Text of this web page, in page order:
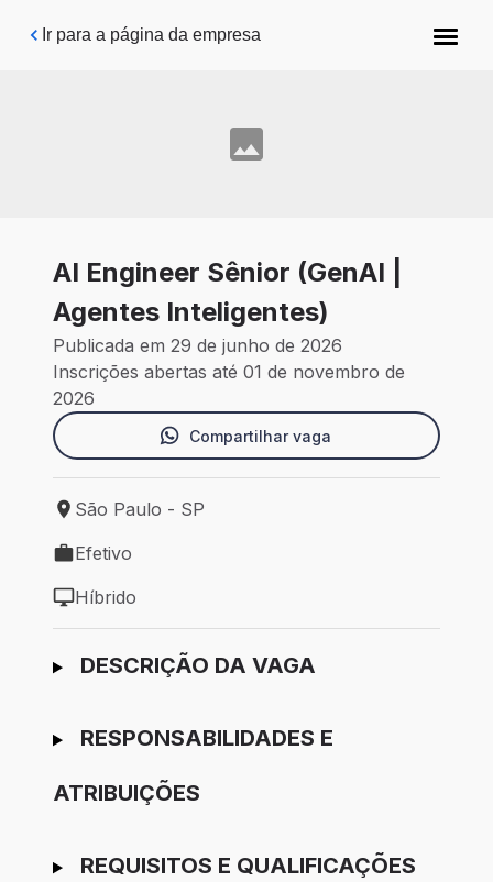
Pular para o conteúdo principal
Ir para a página da empresa
AI Engineer Sênior (GenAI |
Agentes Inteligentes)
Publicada em 29 de junho de 2026
Inscrições abertas até 01 de novembro de
2026
Compartilhar vaga
Local de trabalho: São Paulo - SP
São Paulo - SP
Tipo de vaga: Efetivo
Efetivo
Modelo de trabalho: Híbrido
Híbrido
Ir para candidatura
DESCRIÇÃO DA VAGA
RESPONSABILIDADES E
ATRIBUIÇÕES
REQUISITOS E QUALIFICAÇÕES